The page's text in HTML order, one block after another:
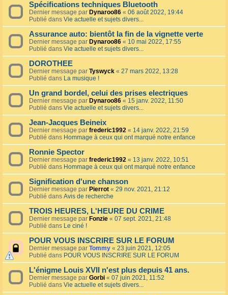
Spécifications techniques Bluetooth
Dernier message par Dynaroo86 « 06 août 2022, 19:44
Publié dans Vie actuelle et sujets divers...
Assurance auto: bientôt la fin de la vignette verte
Dernier message par Dynaroo86 « 10 mai 2022, 17:55
Publié dans Vie actuelle et sujets divers...
DOROTHEE
Dernier message par Tyswyck « 27 mars 2022, 13:28
Publié dans La musique !
Un grand bordel, celui des prises electriques
Dernier message par Dynaroo86 « 15 janv. 2022, 11:50
Publié dans Vie actuelle et sujets divers...
Jean-Jacques Beineix
Dernier message par frederic1992 « 14 janv. 2022, 21:59
Publié dans Hommage à ceux qui ont marqué notre enfance
Ronnie Spector
Dernier message par frederic1992 « 13 janv. 2022, 10:51
Publié dans Hommage à ceux qui ont marqué notre enfance
Signification d'une chanson
Dernier message par Pierrot « 29 nov. 2021, 21:12
Publié dans Avis de recherche
TROIS HEURES, L'HEURE DU CRIME
Dernier message par Fonzie « 07 sept. 2021, 21:48
Publié dans Le ciné !
POUR VOUS INSCRIRE SUR LE FORUM
Dernier message par Tommy « 23 juin 2021, 12:05
Publié dans POUR VOUS INSCRIRE SUR LE FORUM
L'énigme Louis XVII n'est plus depuis 41 ans.
Dernier message par Gorbi « 07 juin 2021, 11:52
Publié dans Vie actuelle et sujets divers...